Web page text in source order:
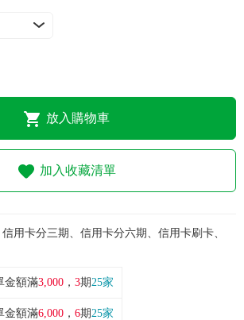
放入購物車
加入收藏清單
用卡分三期、信用卡分六期、信用卡刷卡、
金額滿3,000 ， 3期25家
金額滿6,000 ， 6期25家